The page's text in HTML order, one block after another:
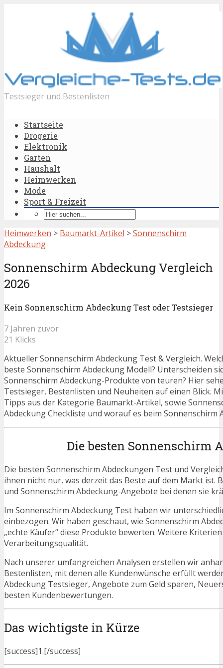
Testsieger und Bestenlisten
Startseite
Drogerie
Elektronik
Garten
Haushalt
Heimwerken
Mode
Sport & Freizeit
Heimwerken > Baumarkt-Artikel >Sonnenschirm
Abdeckung
Sonnenschirm Abdeckung Vergleich
2026
Kein Sonnenschirm Abdeckung Test oder Testsieger
7 Jahren zuvor
21 Klicks
Aktueller Sonnenschirm Abdeckung Test & Vergleich.
beste Sonnenschirm Abdeckung Modell? Unterscheiden
Sonnenschirm Abdeckung-Produkte von teuren? Hier
Testsieger, Bestenlisten und Neuheiten auf einen Blick.
Tipps aus der Kategorie Baumarkt-Artikel, sowie
Abdeckung Checkliste und worauf es beim Sonnenschirm
Die besten Sonnenschirm
Die besten Sonnenschirm Abdeckungen Test und
ihnen nicht nur, was derzeit das Beste auf dem Markt ist.
und Sonnenschirm Abdeckung-Angebote bei denen sie
Im Sonnenschirm Abdeckung Test haben wir
einbezogen. Wir haben geschaut, wie Sonnenschirm
„echte Käufer“ diese Produkte bewerten. Weitere
Verarbeitungsqualität.
Nach unserer umfangreichen Analysen erstellen wir
Bestenlisten, mit denen alle Kundenwünsche erfüllt
Abdeckung Testsieger, Angebote zum Geld sparen,
besten Kundenbewertungen.
Das wichtigste in Kürze
[success]1.[/success]